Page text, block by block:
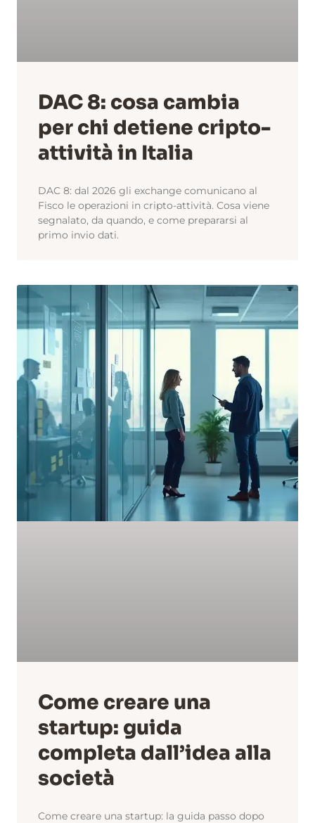
DAC 8: cosa cambia
per chi detiene cripto-
attività in Italia
DAC 8: dal 2026 gli exchange comunicano al
Fisco le operazioni in cripto-attività. Cosa viene
segnalato, da quando, e come prepararsi al
primo invio dati.
Come creare una
startup: guida
completa dall’idea alla
società
Come creare una startup: la guida passo dopo